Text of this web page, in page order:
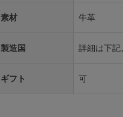
素材 牛革
製造国 詳細は下記
ギフト 可